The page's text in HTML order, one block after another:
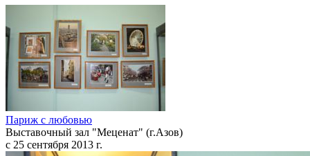
Париж с любовью
Выставочный зал "Меценат" (г.Азов)
с 25 сентября 2013 г.